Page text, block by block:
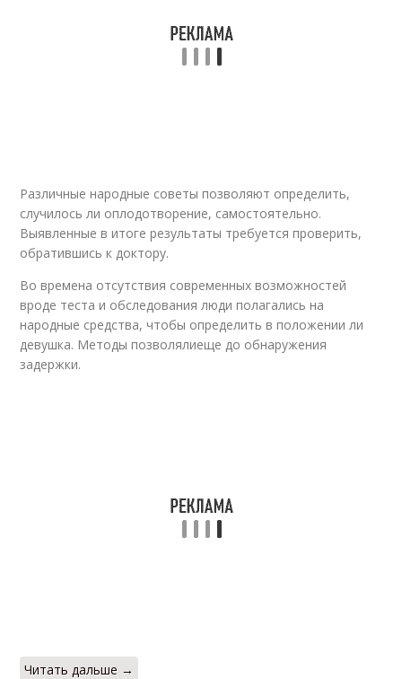
Различные народные советы позволяют определить,
случилось ли оплодотворение, самостоятельно.
Выявленные в итоге результаты требуется проверить,
обратившись к доктору.
Во времена отсутствия современных возможностей
вроде теста и обследования люди полагались на
народные средства, чтобы определить в положении ли
девушка. Методы позволялиеще до обнаружения
задержки.
Читать дальше →